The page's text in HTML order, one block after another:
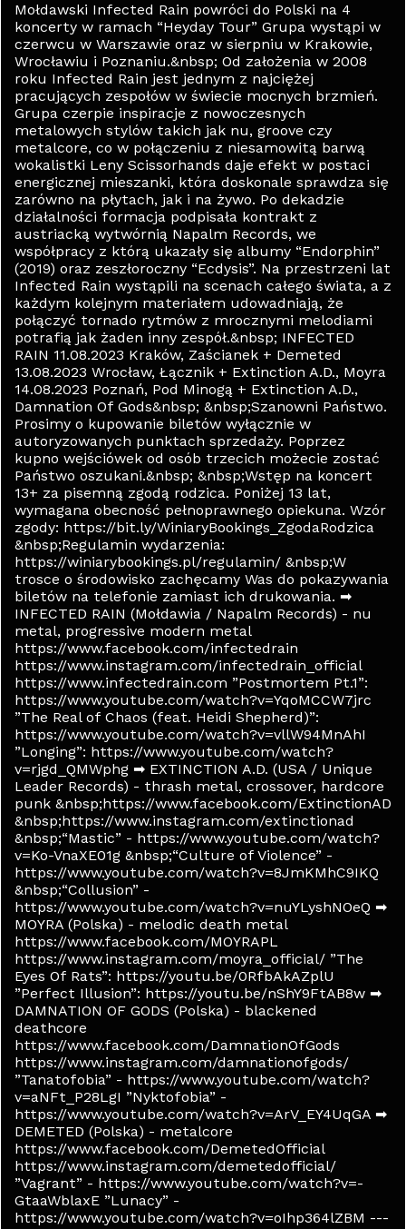
Mołdawski Infected Rain powróci do Polski na 4
koncerty w ramach “Heyday Tour” Grupa wystąpi w
czerwcu w Warszawie oraz w sierpniu w Krakowie,
Wrocławiu i Poznaniu.&nbsp; Od założenia w 2008
roku Infected Rain jest jednym z najciężej
pracujących zespołów w świecie mocnych brzmień.
Grupa czerpie inspiracje z nowoczesnych
metalowych stylów takich jak nu, groove czy
metalcore, co w połączeniu z niesamowitą barwą
wokalistki Leny Scissorhands daje efekt w postaci
energicznej mieszanki, która doskonale sprawdza się
zarówno na płytach, jak i na żywo. Po dekadzie
działalności formacja podpisała kontrakt z
austriacką wytwórnią Napalm Records, we
współpracy z którą ukazały się albumy “Endorphin”
(2019) oraz zeszłoroczny “Ecdysis”. Na przestrzeni lat
Infected Rain wystąpili na scenach całego świata, a z
każdym kolejnym materiałem udowadniają, że
połączyć tornado rytmów z mrocznymi melodiami
potrafią jak żaden inny zespół.&nbsp; INFECTED
RAIN 11.08.2023 Kraków, Zaścianek + Demeted
13.08.2023 Wrocław, Łącznik + Extinction A.D., Moyra
14.08.2023 Poznań, Pod Minogą + Extinction A.D.,
Damnation Of Gods&nbsp; &nbsp;Szanowni Państwo.
Prosimy o kupowanie biletów wyłącznie w
autoryzowanych punktach sprzedaży. Poprzez
kupno wejściówek od osób trzecich możecie zostać
Państwo oszukani.&nbsp; &nbsp;Wstęp na koncert
13+ za pisemną zgodą rodzica. Poniżej 13 lat,
wymagana obecność pełnoprawnego opiekuna. Wzór
zgody: https://bit.ly/WiniaryBookings_ZgodaRodzica
&nbsp;Regulamin wydarzenia:
https://winiarybookings.pl/regulamin/ &nbsp;W
trosce o środowisko zachęcamy Was do pokazywania
biletów na telefonie zamiast ich drukowania. ➡
INFECTED RAIN (Mołdawia / Napalm Records) - nu
metal, progressive modern metal
https://www.facebook.com/infectedrain
https://www.instagram.com/infectedrain_official
https://www.infectedrain.com ”Postmortem Pt.1”:
https://www.youtube.com/watch?v=YqoMCCW7jrc
”The Real of Chaos (feat. Heidi Shepherd)”:
https://www.youtube.com/watch?v=vllW94MnAhI
”Longing”: https://www.youtube.com/watch?
v=rjgd_QMWphg ➡ EXTINCTION A.D. (USA / Unique
Leader Records) - thrash metal, crossover, hardcore
punk &nbsp;https://www.facebook.com/ExtinctionAD
&nbsp;https://www.instagram.com/extinctionad
&nbsp;“Mastic” - https://www.youtube.com/watch?
v=Ko-VnaXE01g &nbsp;“Culture of Violence” -
https://www.youtube.com/watch?v=8JmKMhC9IKQ
&nbsp;“Collusion” -
https://www.youtube.com/watch?v=nuYLyshNOeQ ➡
MOYRA (Polska) - melodic death metal
https://www.facebook.com/MOYRAPL
https://www.instagram.com/moyra_official/ ”The
Eyes Of Rats”: https://youtu.be/0RfbAkAZplU
”Perfect Illusion”: https://youtu.be/nShY9FtAB8w ➡
DAMNATION OF GODS (Polska) - blackened
deathcore
https://www.facebook.com/DamnationOfGods
https://www.instagram.com/damnationofgods/
”Tanatofobia” - https://www.youtube.com/watch?
v=aNFt_P28LgI ”Nyktofobia” -
https://www.youtube.com/watch?v=ArV_EY4UqGA ➡
DEMETED (Polska) - metalcore
https://www.facebook.com/DemetedOfficial
https://www.instagram.com/demetedofficial/
”Vagrant” - https://www.youtube.com/watch?v=-
GtaaWblaxE ”Lunacy” -
https://www.youtube.com/watch?v=oIhp364lZBM ---